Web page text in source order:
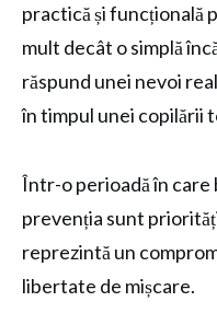
practică și funcțională
mult decât o simplă
răspund unei nevoi
în timpul unei copilării
Într-o perioadă în
prevenția sunt
reprezintă un
libertate de mișcare.